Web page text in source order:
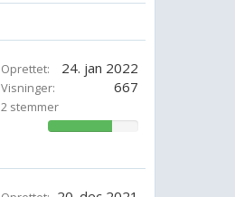
Oprettet: 24. jan 2022
Visninger: 667
2 stemmer
71.42857142857143%